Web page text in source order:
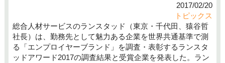
2017/02/20
トピックス
総合人材サービスのランスタッド（東京・千代田、猿谷哲
社長）は、勤務先として魅力ある企業を世界共通基準で測
る「エンプロイヤーブランド」を調査・表彰するランスタ
ッドアワード2017の調査結果と受賞企業を発表した。ラン